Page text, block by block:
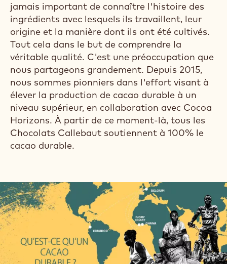
jamais important de connaître l'histoire des
ingrédients avec lesquels ils travaillent, leur
origine et la manière dont ils ont été cultivés.
Tout cela dans le but de comprendre la
véritable qualité. C'est une préoccupation que
nous partageons grandement. Depuis 2015,
nous sommes pionniers dans l'effort visant à
élever la production de cacao durable à un
niveau supérieur, en collaboration avec Cocoa
Horizons. À partir de ce moment-là, tous les
Chocolats Callebaut soutiennent à 100% le
cacao durable.